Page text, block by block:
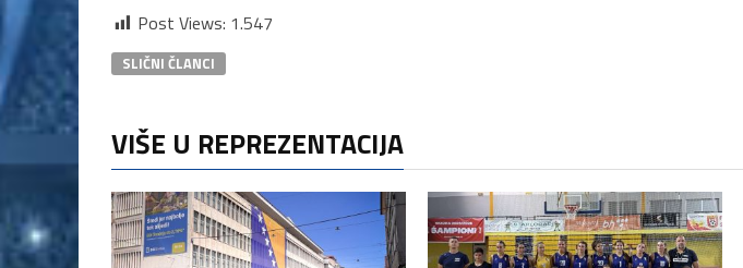
Post Views: 1.547
SLIČNI ČLANCI
VIŠE U REPREZENTACIJA